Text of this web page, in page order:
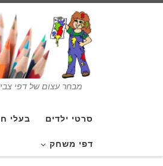
מבחר עצום של דפי
סרטי ילדים בעלי
דפי משחק